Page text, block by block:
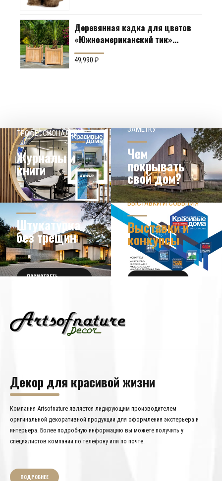
Деревянная кадка для цветов
«Южноамериканский тик»
Производство: Англия
49,990₽
ПРОФЕССИОНАЛОВ
Журналы и
книги
НОВОСТИ ИЗ МИРА
ДИЗАЙНА
ЗАМЕТКУ
Чем
покрывать
свой дом?
УЗНАТЬ БОЛЬШЕ
ЗНАЕТЕ ЛИ ВЫ?
Штукатурка
без трещин
ПОСМОТРЕТЬ
ВЫСТАВКИ И СОБЫТИЯ
Выставки и
конкурсы
ПОЛУЧИТЬ БИЛЕТ
Декор для красивой жизни
Компания Artsofnature является лидирующим производителем
оригинальной декоративной продукции для оформления экстерьера и
интерьера. Более подробную информацию вы можете получить у
специалистов компании по телефону или по почте.
ПОДРОБНЕЕ